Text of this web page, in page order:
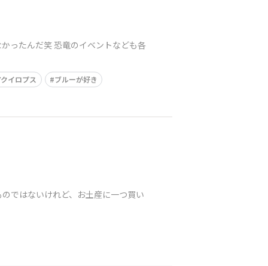
ったんだ笑 恐竜のイベントなども各
イロプス ブルーが好き
ではないけれど、お土産に一つ買い